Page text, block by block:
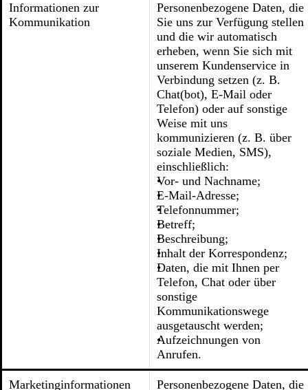
Informationen zur
Kommunikation
Personenbezogene Daten, die
Sie uns zur Verfügung stellen
und die wir automatisch
erheben, wenn Sie sich mit
unserem Kundenservice in
Verbindung setzen (z. B.
Chat(bot), E-Mail oder
Telefon) oder auf sonstige
Weise mit uns
kommunizieren (z. B. über
soziale Medien, SMS),
einschließlich:
Vor- und Nachname;
E-Mail-Adresse;
Telefonnummer;
Betreff;
Beschreibung;
Inhalt der Korrespondenz;
Daten, die mit Ihnen per
Telefon, Chat oder über
sonstige
Kommunikationswege
ausgetauscht werden;
Aufzeichnungen von
Anrufen.
Marketinginformationen
Personenbezogene Daten, die